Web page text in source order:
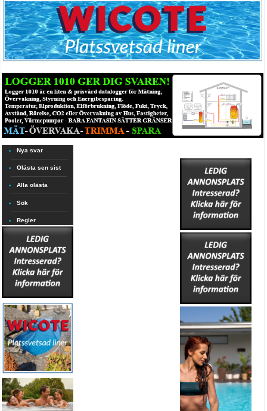
Nya svar
Olästa sen sist
Alla olästa
Sök
Regler